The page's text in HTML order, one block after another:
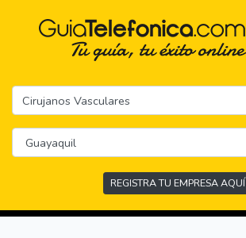
REGISTRA TU EMPRESA AQUÍ